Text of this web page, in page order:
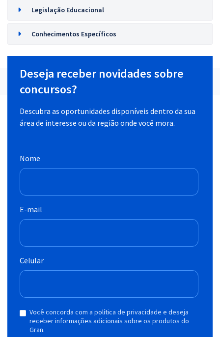
Legislação Educacional
Conhecimentos Específicos
Deseja receber novidades sobre
concursos?
Descubra as oportunidades disponíveis dentro da sua
área de interesse ou da região onde você mora.
Nome
E-mail
Celular
Você concorda com a política de privacidade e deseja
receber informações adicionais sobre os produtos do
Gran.